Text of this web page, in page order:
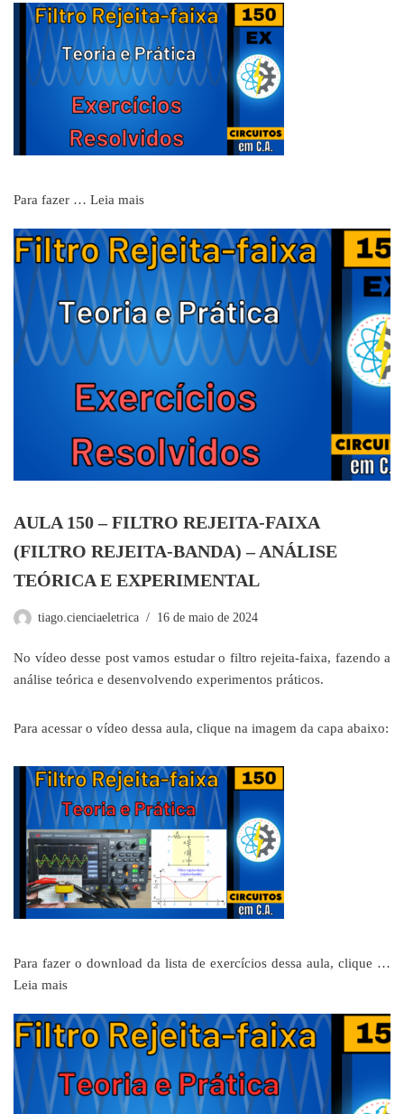
Para fazer … Leia mais
AULA 150 – FILTRO REJEITA-FAIXA
(FILTRO REJEITA-BANDA) – ANÁLISE
TEÓRICA E EXPERIMENTAL
tiago.cienciaeletrica 16 de maio de 2024
No vídeo desse post vamos estudar o filtro rejeita-faixa, fazendo a
análise teórica e desenvolvendo experimentos práticos.
Para acessar o vídeo dessa aula, clique na imagem da capa abaixo:
Para fazer o download da lista de exercícios dessa aula, clique …
Leia mais